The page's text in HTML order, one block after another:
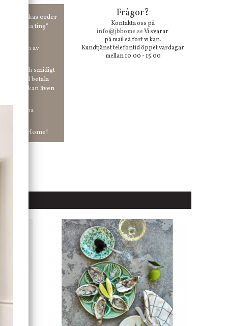
kr skickas order
"unika ting"
anmälan av
och smidigt
du vill betala
Och du kan även
ha snabba
hos Jb Home!
Frågor?
Kontakta oss på
info@jbhome.seVi svarar
på mail så fort vi kan.
Kundtjänst telefontid öppet vardagar
mellan 10.00 - 15.00